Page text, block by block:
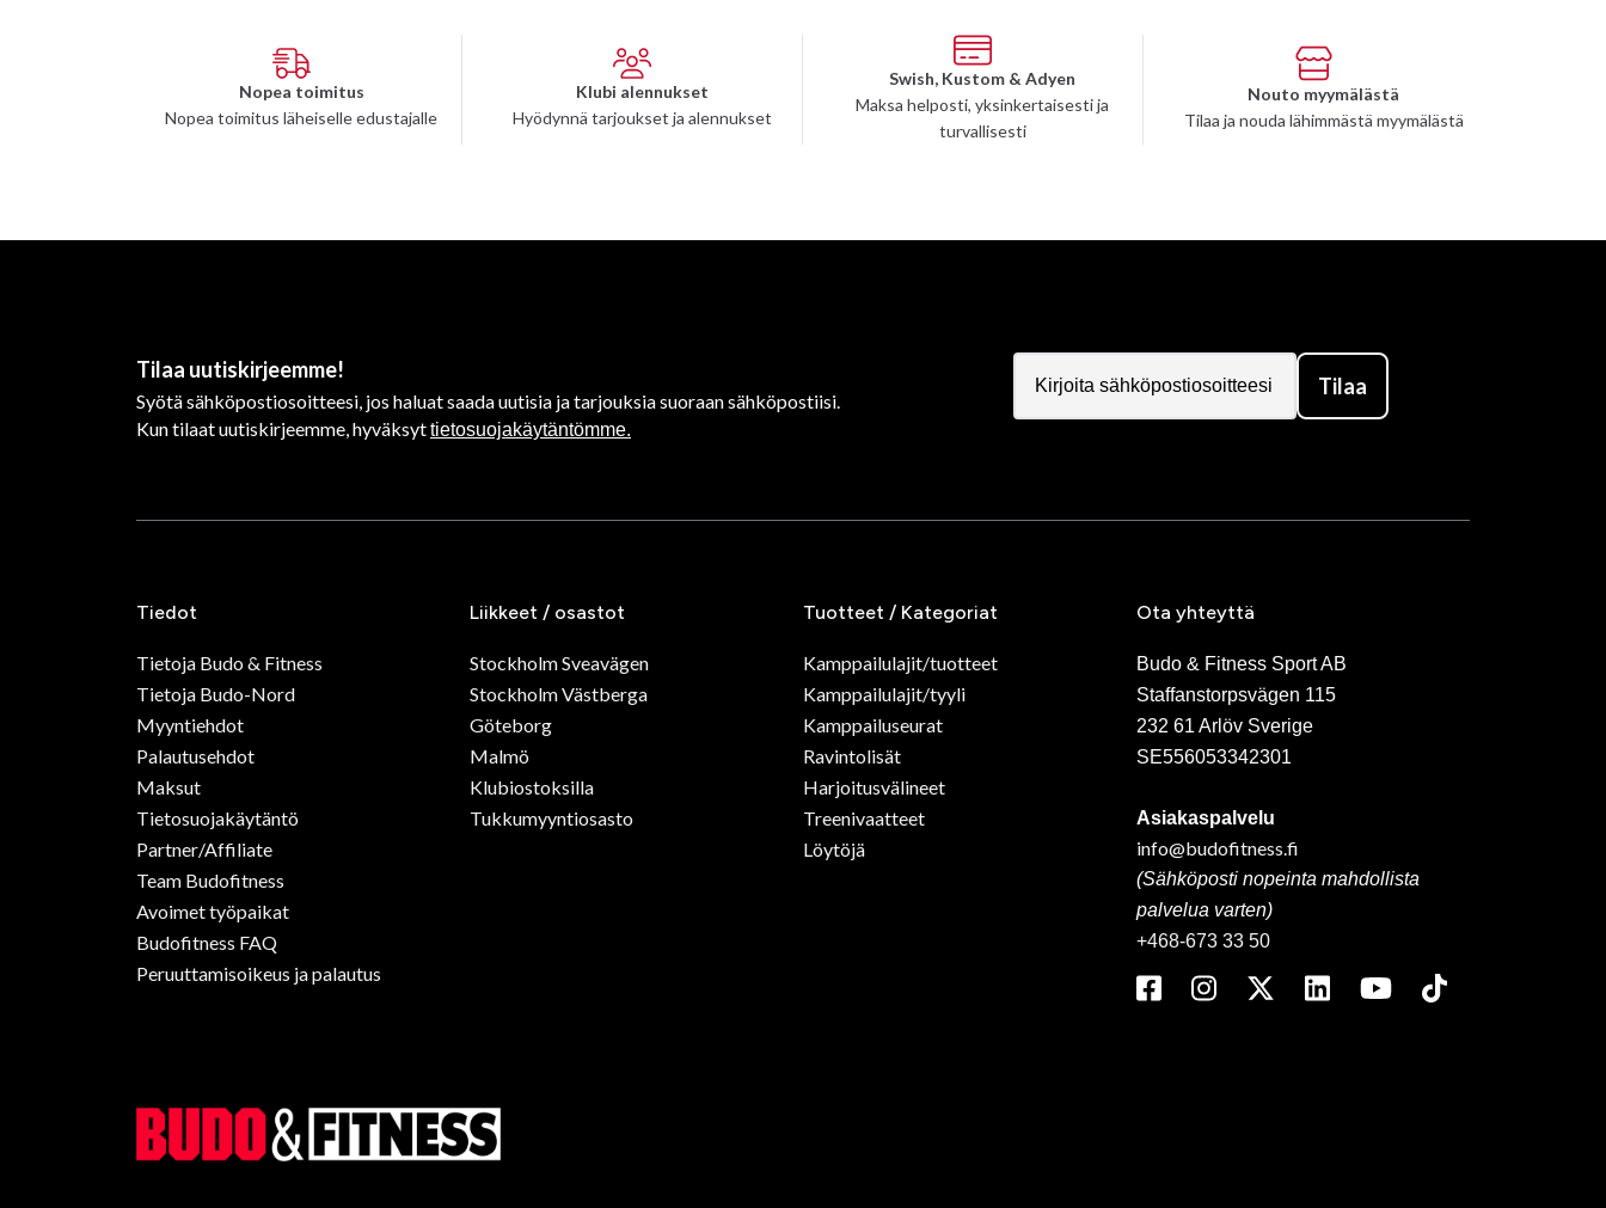
Nopea toimitus
Nopea toimitus läheiselle edustajalle
Klubi alennukset
Hyödynnä tarjoukset ja alennukset
Swish, Kustom & Adyen
Maksa helposti, yksinkertaisesti ja
turvallisesti
Nouto myymälästä
Tilaa ja nouda lähimmästä myymälästä
Tilaa uutiskirjeemme!
Syötä sähköpostiosoitteesi, jos haluat saada uutisia ja tarjouksia suoraan sähköpostiisi.
Kun tilaat uutiskirjeemme, hyväksyttietosuojakäytäntömme.
Tilaa
Tiedot
Tietoja Budo & Fitness
Tietoja Budo-Nord
Myyntiehdot
Palautusehdot
Maksut
Tietosuojakäytäntö
Partner/Affiliate
Team Budofitness
Avoimet työpaikat
Budofitness FAQ
Peruuttamisoikeus ja palautus
Liikkeet / osastot
Stockholm Sveavägen
Stockholm Västberga
Göteborg
Malmö
Klubiostoksilla
Tukkumyyntiosasto
Tuotteet / Kategoriat
Kamppailulajit/tuotteet
Kamppailulajit/tyyli
Kamppailuseurat
Ravintolisät
Harjoitusvälineet
Treenivaatteet
Löytöjä
Ota yhteyttä
Budo & Fitness Sport AB
Staffanstorpsvägen 115
232 61 Arlöv Sverige
SE556053342301
Asiakaspalvelu
info@budofitness.fi
(Sähköposti nopeinta mahdollista
palvelua varten)
+468-673 33 50